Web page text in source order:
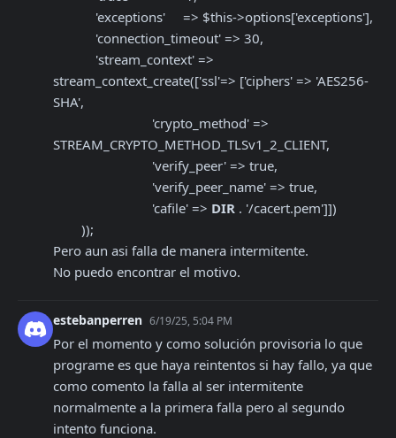
stream_context_create(['ssl'=> ['ciphers' => 'AES256-
SHA',
STREAM_CRYPTO_METHOD_TLSv1_2_CLIENT,
                            'cafile' =>
DIR . '/cacert.pem']])
Pero aun asi falla de manera intermitente.
No puedo encontrar el motivo.
estebanperren 6/19/25, 5:04 PM
Por el momento y como solución provisoria lo que
programe es que haya reintentos si hay fallo, ya que
como comento la falla al ser intermitente
normalmente a la primera falla pero al segundo
intento funciona.